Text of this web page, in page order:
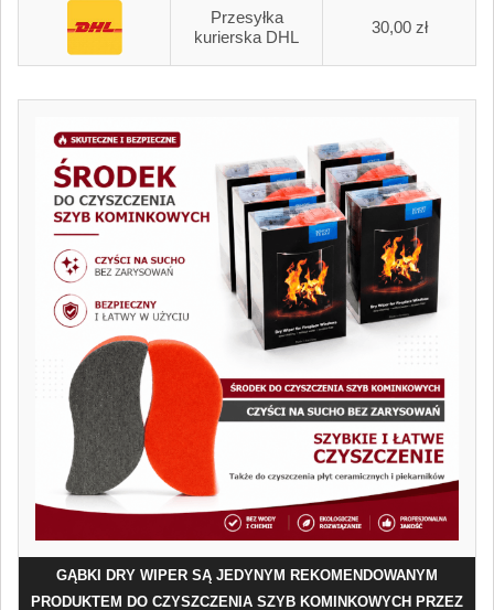
Przesyłka
kurierska DHL
30,00 zł
GĄBKI DRY WIPER SĄ JEDYNYM REKOMENDOWANYM
PRODUKTEM DO CZYSZCZENIA SZYB KOMINKOWYCH PRZEZ